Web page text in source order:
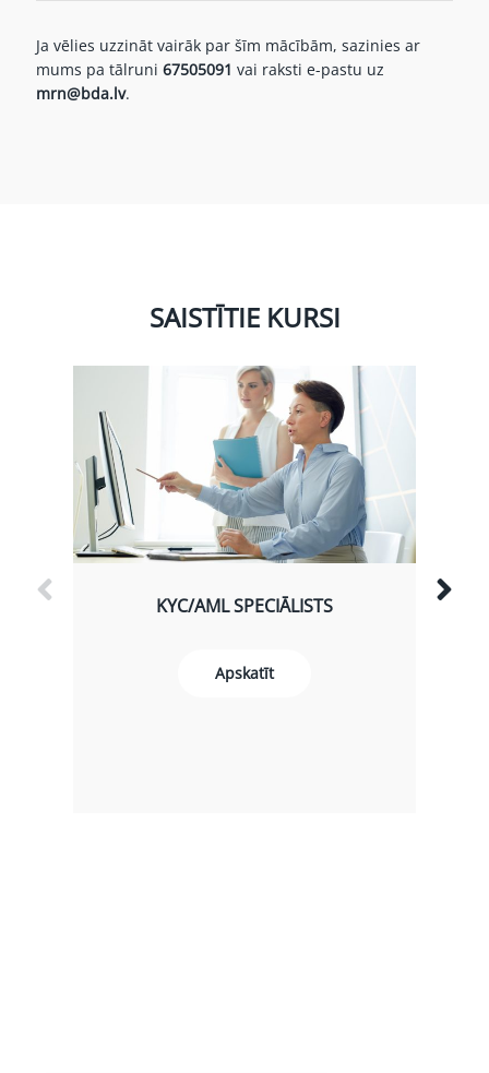
Ja vēlies uzzināt vairāk par šīm mācībām, sazinies ar
mums pa tālruni 67505091 vai raksti e-pastu uz
mrn@bda.lv.
SAISTĪTIE KURSI
KYC/AML SPECIĀLISTS
Apskatīt